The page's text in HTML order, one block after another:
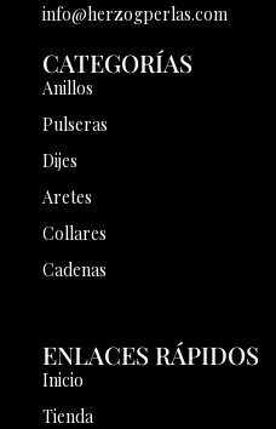
info@herzogperlas.com
CATEGORÍAS
Anillos
Pulseras
Dijes
Aretes
Collares
Cadenas
ENLACES RÁPIDOS
Inicio
Tienda